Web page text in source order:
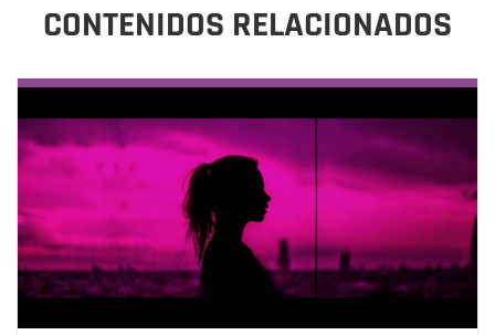
CONTENIDOS RELACIONADOS